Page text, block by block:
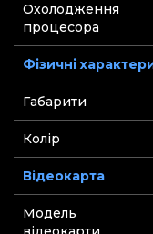
Охолодження
процесора
Фізичні
Габарити
Колір
Відеокарта
Модель